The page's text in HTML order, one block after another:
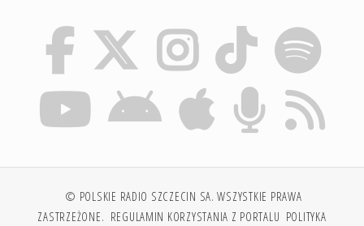
© POLSKIE RADIO SZCZECIN SA. WSZYSTKIE PRAWA
ZASTRZEŻONE. REGULAMIN KORZYSTANIA Z PORTALU POLITYKA